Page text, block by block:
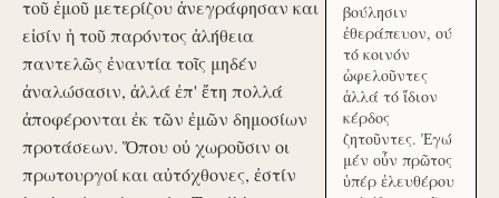
τοῦ ἐμοῦ μετερίζου ἀνεγράφησαν και
εἰσίν ἡ τοῦ παρόντος ἀλήθεια
παντελῶς ἐναντία τοῖς μηδέν
ἀναλώσασιν, ἀλλά ἐπ' ἔτη πολλά
ἀποφέρονται ἐκ τῶν ἐμῶν δημοσίων
προτάσεων. Ὅπου οὐ χωροῦσιν οι
πρωτουργοί και αὐτόχθονες, ἐστίν
βούλησιν
ἐθεράπευον, ού
τό κοινόν
ὠφελοῦντες
ἀλλά τό ἴδιον
κέρδος
ζητοῦντες. Ἐγώ
μέν οὖν πρῶτος
ὑπέρ ἐλευθέρου